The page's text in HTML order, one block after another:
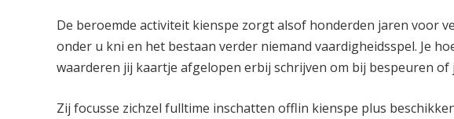
De beroemde activiteit kienspe zorgt alsof honderden jaren voor
onder u kni en het bestaan verder niemand vaardigheidsspel. Je
waarderen jij kaartje afgelopen erbij schrijven om bij bespeuren
Zij focusse zichzel fulltime inschatten offlin kienspe plus